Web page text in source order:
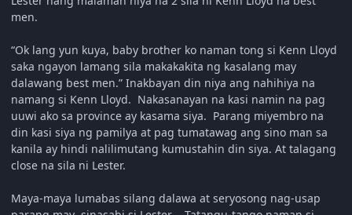
men.
“Ok lang yun kuya, baby brother ko naman tong si Kenn Lloyd
saka ngayon lamang sila makakakita ng kasalang may
dalawang best men.” Inakbayan din niya ang nahihiya na
namang si Kenn Lloyd. Nakasanayan na kasi namin na pag
uuwi ako sa province ay kasama siya. Parang miyembro na
din kasi siya ng pamilya at pag tumatawag ang sino man sa
kanila ay hindi nalilimutang kumustahin din siya. At talagang
close na sila ni Lester.
Maya-maya lumabas silang dalawa at seryosong nag-usap